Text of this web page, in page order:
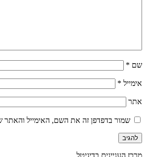
שם *
אימייל *
אתר
שמור בדפדפן זה את השם, האימייל והאתר